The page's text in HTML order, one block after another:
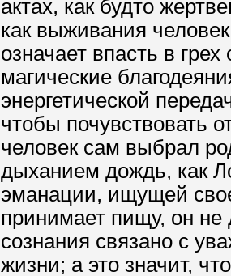
актах, как будто
как выживания
означает впасть в
магические
энергетической
чтобы почувствовать
человек сам выбрал
дыханием дождь, как
эманации, ищущей
принимает пищу, он не
сознания связано с
жизни; а это значит,